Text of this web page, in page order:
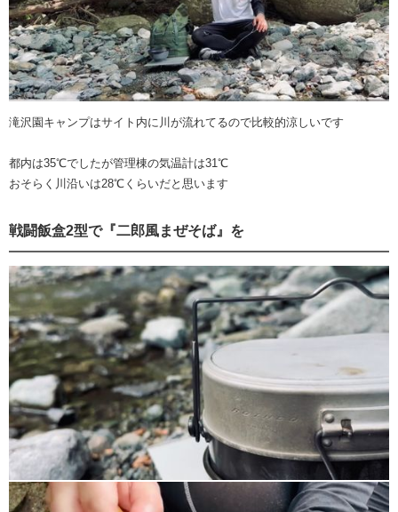
滝沢園キャンプはサイト内に川が流れてるので比較的涼しいです
都内は35℃でしたが管理棟の気温計は31℃
おそらく川沿いは28℃くらいだと思います
戦闘飯盒2型で『二郎風まぜそば』を